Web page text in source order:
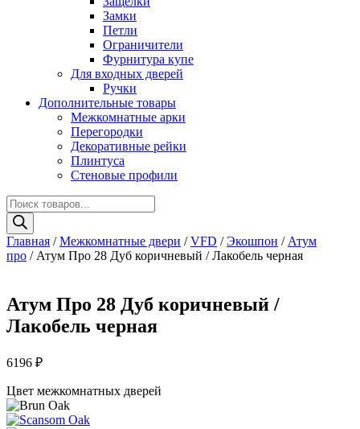
Замки
Петли
Ограничители
Фурнитура купе
Для входных дверей
Ручки
Дополнительные товары
Межкомнатные арки
Перегородки
Декоративные рейки
Плинтуса
Стеновые профили
Поиск
товаров
Главная /Межкомнатные двери /VFD /Экошпон / Атум
про / Атум Про 28 Дуб коричневый / Лакобель черная
Атум Про 28 Дуб коричневый /
Лакобель черная
6196 ₽
Цвет межкомнатных дверей